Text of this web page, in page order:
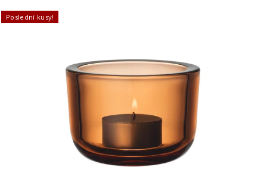
Poslední kusy!